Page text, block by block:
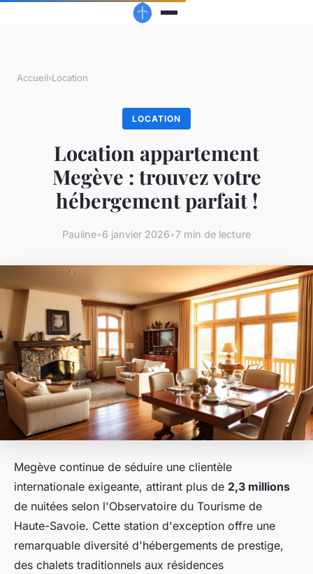
Accueil›Location
LOCATION
Location appartement
Megève : trouvez votre
hébergement parfait !
Pauline•6 janvier 2026•7 min de lecture
Megève continue de séduire une clientèle
internationale exigeante, attirant plus de 2,3 millions
de nuitées selon l'Observatoire du Tourisme de
Haute-Savoie. Cette station d'exception offre une
remarquable diversité d'hébergements de prestige,
des chalets traditionnels aux résidences